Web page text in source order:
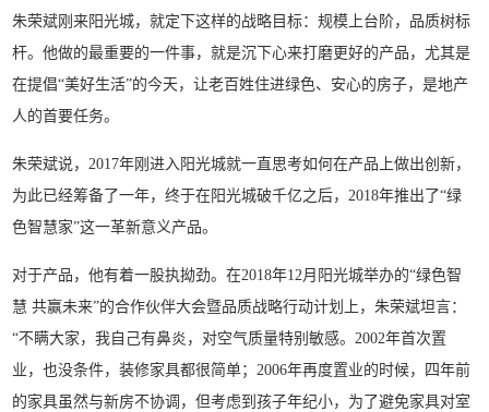
朱荣斌刚来阳光城，就定下这样的战略目标：规模上台阶，品质树标
杆。他做的最重要的一件事，就是沉下心来打磨更好的产品，尤其是
在提倡“美好生活”的今天，让老百姓住进绿色、安心的房子，是地产
人的首要任务。
朱荣斌说，2017年刚进入阳光城就一直思考如何在产品上做出创新，
为此已经筹备了一年，终于在阳光城破千亿之后，2018年推出了“绿
色智慧家”这一革新意义产品。
对于产品，他有着一股执拗劲。在2018年12月阳光城举办的“绿色智
慧 共赢未来”的合作伙伴大会暨品质战略行动计划上，朱荣斌坦言：
“不瞒大家，我自己有鼻炎，对空气质量特别敏感。2002年首次置
业，也没条件，装修家具都很简单；2006年再度置业的时候，四年前
的家具虽然与新房不协调，但考虑到孩子年纪小，为了避免家具对室